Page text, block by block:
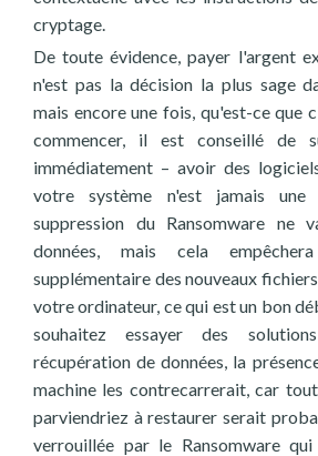
cryptage.
De toute évidence, payer l'argent
n'est pas la décision la plus sage
mais encore une fois, qu'est-ce que
commencer, il est conseillé de
immédiatement – avoir des
votre système n'est jamais une
suppression du Ransomware ne
données, mais cela
supplémentaire des nouveaux
votre ordinateur, ce qui est un bon
souhaitez essayer des
récupération de données, la
machine les contrecarrerait, car
parviendriez à restaurer serait
verrouillée par le Ransomware